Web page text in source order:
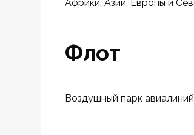
Африки, Азии, Европы и
Флот
Воздушный парк